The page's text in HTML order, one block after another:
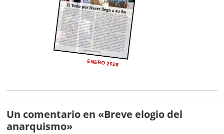
ENERO 2026
Un comentario en «Breve elogio del
anarquismo»